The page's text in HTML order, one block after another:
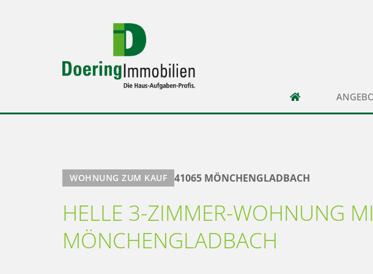
WOHNUNG ZUM KAUF 41065 MÖNCHENGLADBACH
HELLE 3-ZIMMER-WOHNUNG
MÖNCHENGLADBACH